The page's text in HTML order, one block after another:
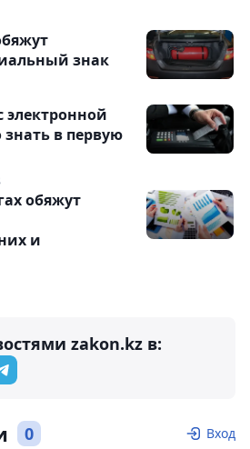
знак
электронной
в первую
обяжут
и
zakon.kz в:
0 Вход